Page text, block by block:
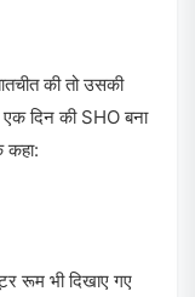
की तो उसकी
दिन की SHO बना
कहा:
रूम भी दिखाए गए